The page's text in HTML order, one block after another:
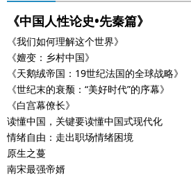
《中国人性论史•先秦篇》
《我们如何理解这个世界》
《嬗变：乡村中国》
《天鹅绒帝国：19世纪法国的全球战略》
《世纪末的衰颓：“美好时代”的序幕》
《白宫幕僚长》
读懂中国，关键要读懂中国式现代化
情绪自由：走出职场情绪困境
原生之蔓
南宋最强帝婿